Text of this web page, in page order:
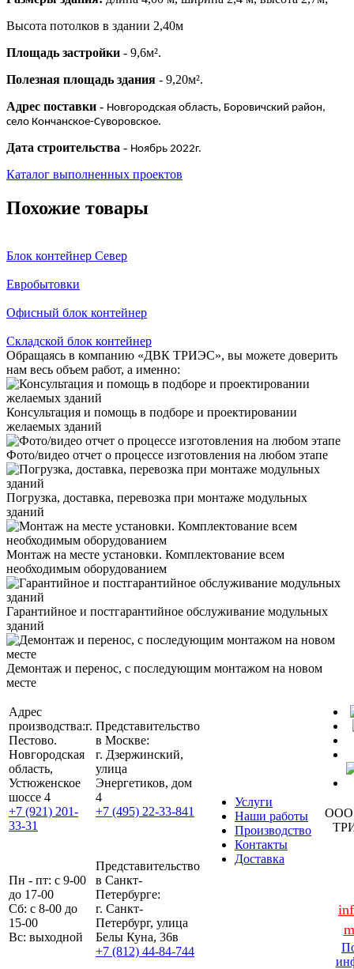
Высота потолков в здании 2,40м
Площадь застройки - 9,6м².
Полезная площадь здания - 9,20м².
Адрес поставки - Новгородская область, Боровичский район,
село Кончанское-Суворовское.
Дата строительства - Ноябрь 2022г.
Каталог выполненных проектов
Похожие товары
Блок контейнер Север
Евробытовки
Офисный блок контейнер
Складской блок контейнер
Обращаясь в компанию «ДВК ТРИЭС», вы можете доверить
нам весь объем работ, а именно:
Консультация и помощь в подборе и проектировании
желаемых зданий
Фото/видео отчет о процессе изготовления на любом этапе
Погрузка, доставка, перевозка при монтаже модульных
зданий
Монтаж на месте установки. Комплектование всем
необходимым оборудованием
Гарантийное и постгарантийное обслуживание модульных
зданий
Демонтаж и перенос, с последующим монтажом на новом
месте
Адрес
производства:г.
Пестово.
Новгородская
область,
Устюженское
шоссе 4
+7 (921) 201-
33-31
Представительство
в Москве:
г. Дзержинский,
улица
Энергетиков, дом
4
+7 (495) 22-33-841
Услуги
Наши работы
Производство
Контакты
Доставка
ООО
Пн - пт: с 9-00
до 17-00
Сб: с 8-00 до
15-00
Вс: выходной
Представительство
в Санкт-
Петербурге:
г. Санкт-
Петербург, улица
Белы Куна, 36в
+7 (812) 44-84-744